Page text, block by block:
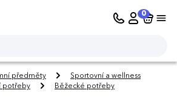
0
předměty
Sportovní a wellness
potřeby Běžecké potřeby